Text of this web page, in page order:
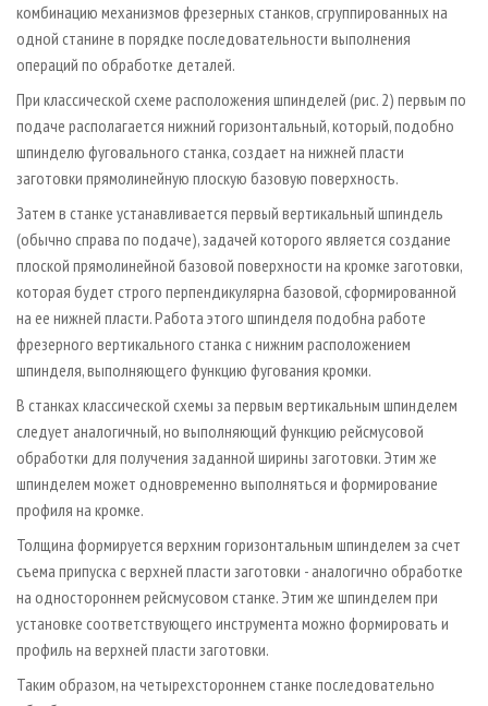
комбинацию механизмов фрезерных станков, сгруппированных на
одной станине в порядке последовательности выполнения
операций по обработке деталей.
При классической схеме расположения шпинделей (рис. 2) первым по
подаче располагается нижний горизонтальный, который, подобно
шпинделю фуговального станка, создает на нижней пласти
заготовки прямолинейную плоскую базовую поверхность.
Затем в станке устанавливается первый вертикальный шпиндель
(обычно справа по подаче), задачей которого является создание
плоской прямолинейной базовой поверхности на кромке заготовки,
которая будет строго перпендикулярна базовой, сформированной
на ее нижней пласти. Работа этого шпинделя подобна работе
фрезерного вертикального станка с нижним расположением
шпинделя, выполняющего функцию фугования кромки.
В станках классической схемы за первым вертикальным шпинделем
следует аналогичный, но выполняющий функцию рейсмусовой
обработки для получения заданной ширины заготовки. Этим же
шпинделем может одновременно выполняться и формирование
профиля на кромке.
Толщина формируется верхним горизонтальным шпинделем за счет
съема припуска с верхней пласти заготовки - аналогично обработке
на одностороннем рейсмусовом станке. Этим же шпинделем при
установке соответствующего инструмента можно формировать и
профиль на верхней пласти заготовки.
Таким образом, на четырехстороннем станке последовательно